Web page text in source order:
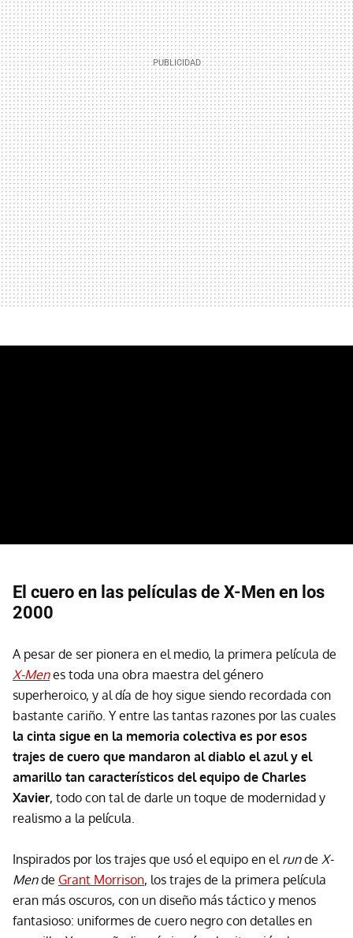
El cuero en las películas de X-Men en los
2000
A pesar de ser pionera en el medio, la primera película de
X-Menes toda una obra maestra del género
superheroico, y al día de hoy sigue siendo recordada con
bastante cariño. Y entre las tantas razones por las cuales
la cinta sigue en la memoria colectiva es por esos
trajes de cuero que mandaron al diablo el azul y el
amarillo tan característicos del equipo de Charles
Xavier, todo con tal de darle un toque de modernidad y
realismo a la película.
Inspirados por los trajes que usó el equipo en el runde X-
Mende Grant Morrison, los trajes de la primera película
eran más oscuros, con un diseño más táctico y menos
fantasioso: uniformes de cuero negro con detalles en